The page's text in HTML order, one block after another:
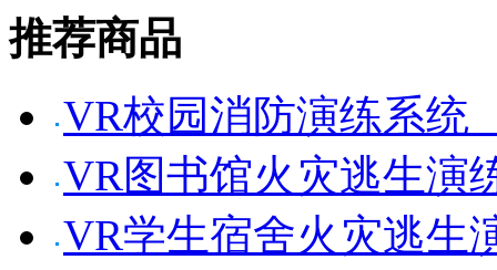
推荐商品
VR校园消防演练系统
VR图书馆火灾逃生演
VR学生宿舍火灾逃生